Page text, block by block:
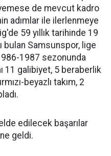
de mevcut kadro
adımlar ile ilerlenmeye
59 yıllık tarihinde 19
bulan Samsunspor, lige
1987 sezonunda
11 galibiyet, 5 beraberlik
beyazlı takım, 2
edilecek başarılar
geldi.